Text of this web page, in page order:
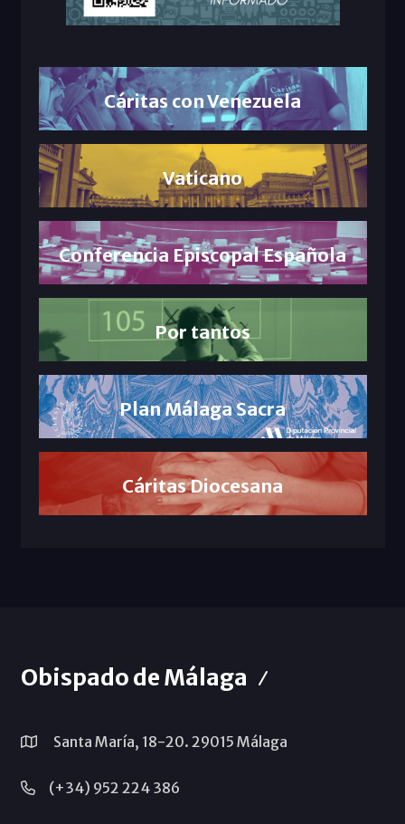
Cáritas con Venezuela
Vaticano
Conferencia Episcopal Española
Por tantos
Plan Málaga Sacra
Cáritas Diocesana
Obispado de Málaga
Santa María, 18-20. 29015 Málaga
(+34) 952 224 386